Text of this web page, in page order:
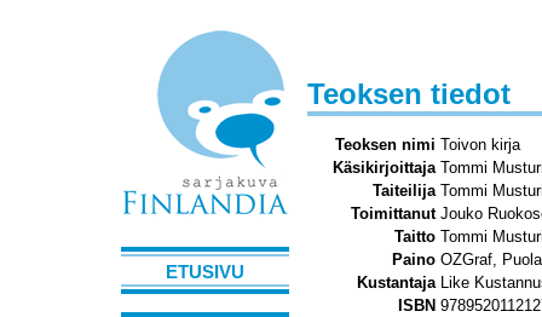
ETUSIVU
Teoksen tiedot
Teoksen nimi Toivon kirja
Käsikirjoittaja Tommi
Taiteilija Tommi
Toimittanut Jouko
Taitto Tommi
Paino OZGraf,
Kustantaja Like
ISBN